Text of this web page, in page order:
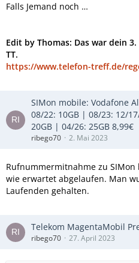
Falls Jemand noch …
Edit by Thomas: Das war dein
TT.
https://www.telefon-treff.de/
SIMon mobile: Vodafone
08/22: 10GB | 08/23: 12/
20GB | 04/26: 25GB 8,99€
ribego70 2. Mai 2023
Rufnummermitnahme zu
wie erwartet abgelaufen. Man
Laufenden gehalten.
Telekom MagentaMobil
ribego70 27. April 2023